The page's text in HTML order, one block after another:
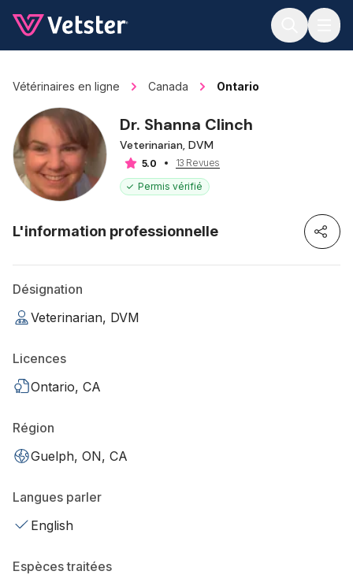
Vétérinaires en ligne Canada Ontario
Dr. Shanna Clinch
Veterinarian, DVM
5.0
13 Revues
Permis vérifié
L'information professionnelle
Désignation
Veterinarian, DVM
Licences
Ontario, CA
Région
Guelph, ON, CA
Langues parler
English
Espèces traitées